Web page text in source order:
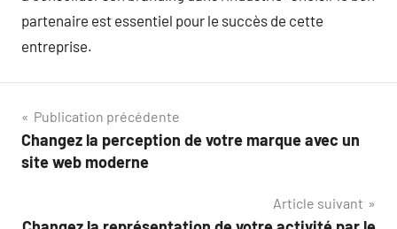
partenaire est essentiel pour le succès de cette
entreprise.
Navigation
de
Publication précédente
Changez la perception de votre marque avec un
site web moderne
Article suivant